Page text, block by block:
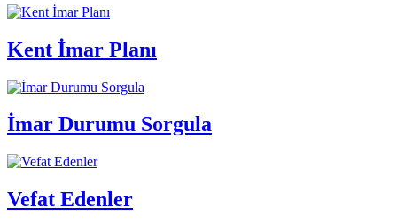
Kent İmar Planı
İmar Durumu Sorgula
Vefat Edenler